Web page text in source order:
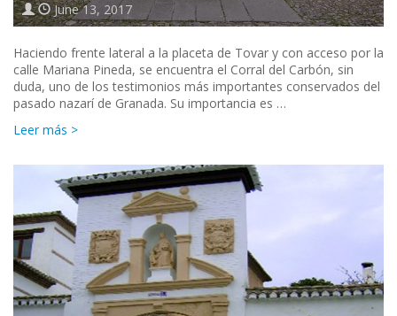
June 13, 2017
Haciendo frente lateral a la placeta de Tovar y con acceso por la
calle Mariana Pineda, se encuentra el Corral del Carbón, sin
duda, uno de los testimonios más importantes conservados del
pasado nazarí de Granada. Su importancia es …
Leer más >